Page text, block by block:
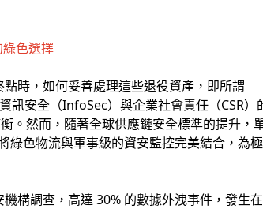
色選擇
時，如何妥善處理這些退役資產，即所謂
訊安全（InfoSec）與企業社會責任（CSR）
。然而，隨著全球供應鏈安全標準的提升，
綠色物流與軍事級的資安監控完美結合，為
構調查，高達 30% 的數據外洩事件，發生